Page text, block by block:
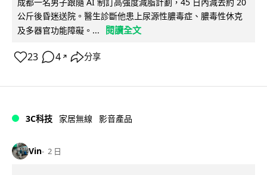
公斤後昏迷送院。醫生診斷他患上尿源性膿毒症、膿毒性休克
及多器官功能障礙。...
閱讀全文
23 4 ↗ 分享
3C科技 家居無線 影音產品
Vin 2 日